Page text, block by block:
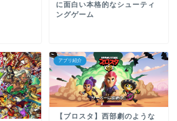
に面白い本格的なシューティ
ングゲーム
アプリ紹介
【ブロスタ】西部劇のような